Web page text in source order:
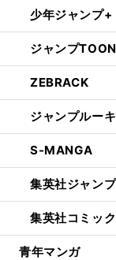
少年ジャンプ+
ジャンプTOON
ZEBRACK
ジャンプルーキ
S-MANGA
集英社ジャン
集英社コミッ
青年マンガ